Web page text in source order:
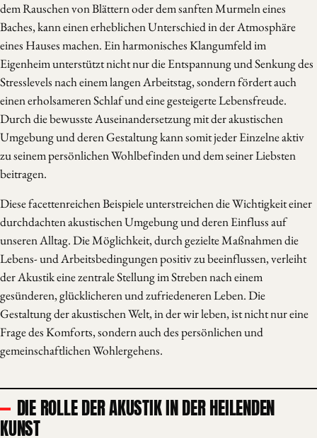
dem Rauschen von Blättern oder dem sanften Murmeln eines
Baches, kann einen erheblichen Unterschied in der Atmosphäre
eines Hauses machen. Ein harmonisches Klangumfeld im
Eigenheim unterstützt nicht nur die Entspannung und Senkung des
Stresslevels nach einem langen Arbeitstag, sondern fördert auch
einen erholsameren Schlaf und eine gesteigerte Lebensfreude.
Durch die bewusste Auseinandersetzung mit der akustischen
Umgebung und deren Gestaltung kann somit jeder Einzelne aktiv
zu seinem persönlichen Wohlbefinden und dem seiner Liebsten
beitragen.
Diese facettenreichen Beispiele unterstreichen die Wichtigkeit einer
durchdachten akustischen Umgebung und deren Einfluss auf
unseren Alltag. Die Möglichkeit, durch gezielte Maßnahmen die
Lebens- und Arbeitsbedingungen positiv zu beeinflussen, verleiht
der Akustik eine zentrale Stellung im Streben nach einem
gesünderen, glücklicheren und zufriedeneren Leben. Die
Gestaltung der akustischen Welt, in der wir leben, ist nicht nur eine
Frage des Komforts, sondern auch des persönlichen und
gemeinschaftlichen Wohlergehens.
DIE ROLLE DER AKUSTIK IN DER HEILENDEN
KUNST